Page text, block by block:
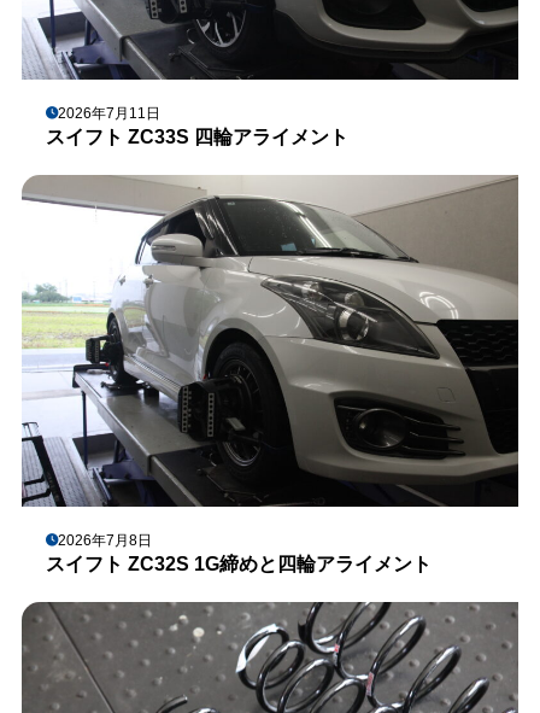
2026年7月11日
スイフト ZC33S 四輪アライメント
2026年7月8日
スイフト ZC32S 1G締めと四輪アライメント